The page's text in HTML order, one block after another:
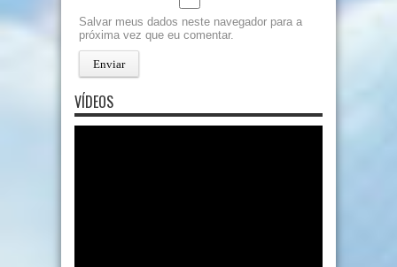
Salvar meus dados neste navegador para a
próxima vez que eu comentar.
VÍDEOS